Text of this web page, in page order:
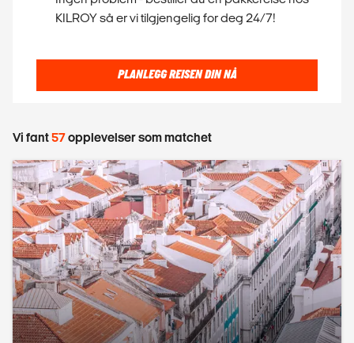
KILROY så er vi tilgjengelig for deg 24/7!
PLANLEGG REISEN DIN NÅ
Vi fant57opplevelser som matchet